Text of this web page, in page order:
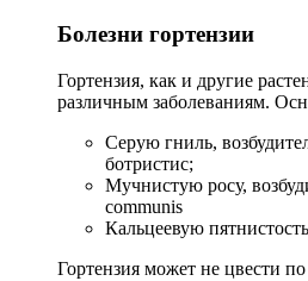
Болезни гортензии
Гортензия, как и другие
различным заболеваниям.
Серую гниль,
ботристис;
Мучнистую росу,
communis
Кальцеевую пятнистость
Гортензия может не цвести